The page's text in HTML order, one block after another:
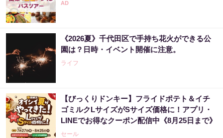
《2026夏》千代田区で手持ち花火ができる公
園は？日時・イベント開催に注意。
ライフ
【びっくりドンキー】フライドポテト＆イチ
ゴミルクLサイズがSサイズ価格に！アプリ・
LINEでお得なクーポン配信中《8月25日まで》
セール